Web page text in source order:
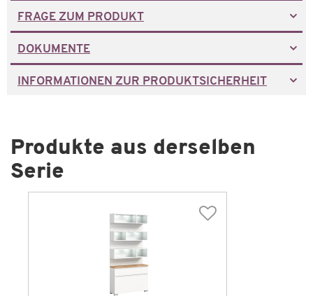
FRAGE ZUM PRODUKT
DOKUMENTE
INFORMATIONEN ZUR PRODUKTSICHERHEIT
Produkte aus derselben
Serie